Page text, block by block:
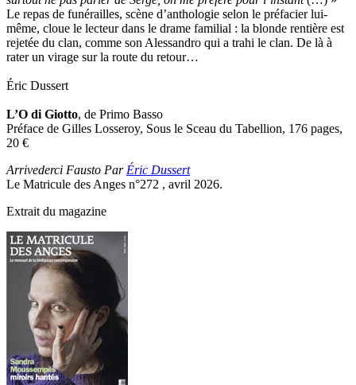
Le repas de funérailles, scène d’anthologie selon le préfacier lui-
même, cloue le lecteur dans le drame familial : la blonde rentière est
rejetée du clan, comme son Alessandro qui a trahi le clan. De là à
rater un virage sur la route du retour…
Éric Dussert
L’O di Giotto, de Primo Basso
Préface de Gilles Losseroy, Sous le Sceau du Tabellion, 176 pages,
20 €
Arrivederci Fausto ParÉric Dussert
Le Matricule des Anges n°272 , avril 2026.
Extrait du magazine